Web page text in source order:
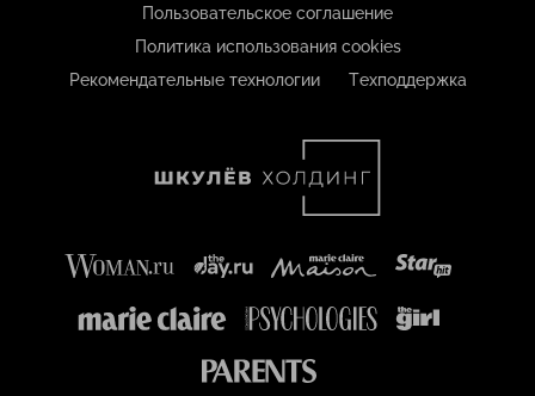
Пользовательское соглашение
Политика использования cookies
Рекомендательные технологии
Техподдержка